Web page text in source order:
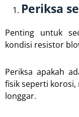
Periksa
Penting untuk
kondisi resistor
Periksa apakah
fisik seperti korosi,
longgar.